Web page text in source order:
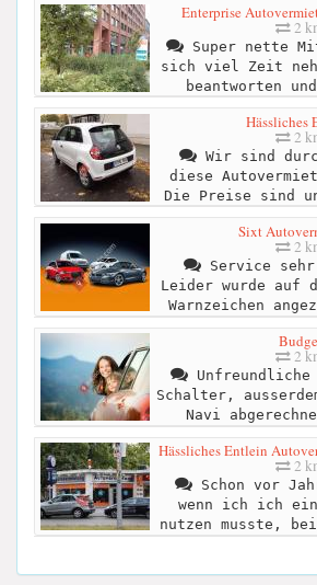
Enterprise
2
Super nette
sich viel Zeit
beantworten
Hässliches
2
Wir sind
diese
Die Preise sind
Sixt
2
Service
Leider wurde auf
Warnzeichen
2
Unfreundliche
Schalter,
Navi
Hässliches Entlein
2
Schon vor
wenn ich ich
nutzen musste,